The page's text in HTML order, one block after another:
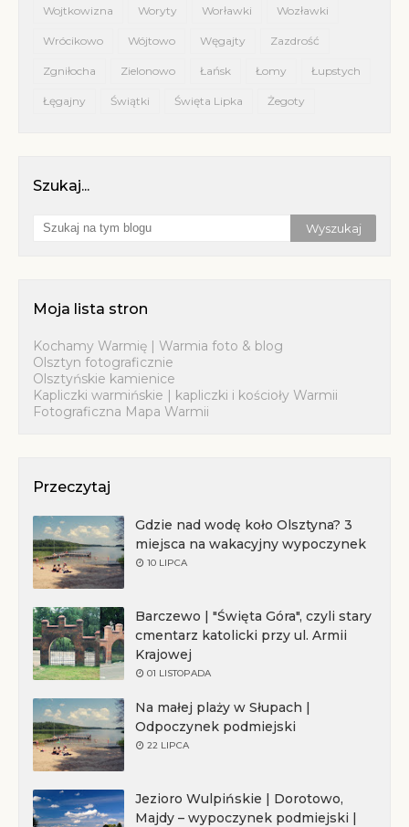
Wojtkowizna Woryty Worławki Wozławki
Wrócikowo Wójtowo Węgajty Zazdrość
Zgniłocha Zielonowo Łańsk Łomy Łupstych
Łęgajny Świątki Święta Lipka Żegoty
Szukaj...
Moja lista stron
Kochamy Warmię | Warmia foto & blog
Olsztyn fotograficznie
Olsztyńskie kamienice
Kapliczki warmińskie | kapliczki i kościoły Warmii
Fotograficzna Mapa Warmii
Przeczytaj
Gdzie nad wodę koło Olsztyna? 3
miejsca na wakacyjny wypoczynek
10 LIPCA
Barczewo | "Święta Góra", czyli stary
cmentarz katolicki przy ul. Armii
Krajowej
01 LISTOPADA
Na małej plaży w Słupach |
Odpoczynek podmiejski
22 LIPCA
Jezioro Wulpińskie | Dorotowo,
Majdy – wypoczynek podmiejski |